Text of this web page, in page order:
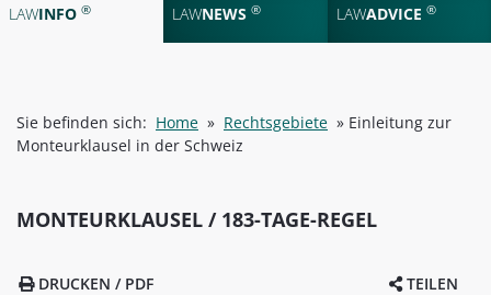
LAWINFO ® LAWNEWS ® LAWADVICE ®
Sie befinden sich: Home » Rechtsgebiete » Einleitung zur
Monteurklausel in der Schweiz
MONTEURKLAUSEL / 183-TAGE-REGEL
TEILEN
DRUCKEN / PDF